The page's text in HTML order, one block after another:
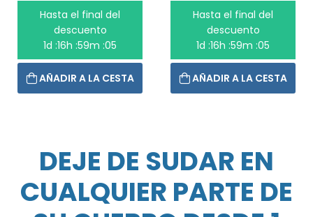
Hasta el final del
descuento
1d :16h :59m :05
AÑADIR A LA CESTA
Hasta el final del
descuento
1d :16h :59m :05
AÑADIR A LA CESTA
DEJE DE SUDAR EN
CUALQUIER PARTE DE